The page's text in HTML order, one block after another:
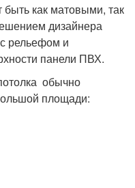
как матовыми, так
дизайнера
рельефом и
панели ПВХ.
обычно
площади: